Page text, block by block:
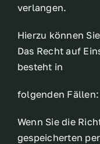
verlangen.
Hierzu können
Das Recht auf
besteht in
folgenden Fällen:
Wenn Sie die
gespeicherten